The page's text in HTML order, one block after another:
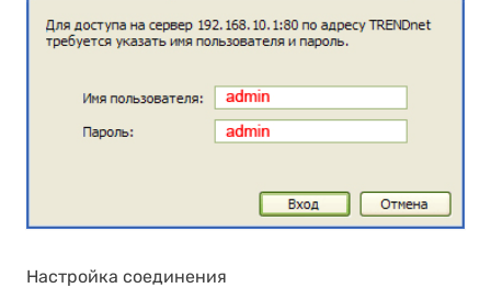
Настройка соединения